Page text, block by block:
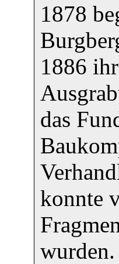
1878
1886
das
konnte
wurden.